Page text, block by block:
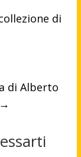
di
di Alberto
→